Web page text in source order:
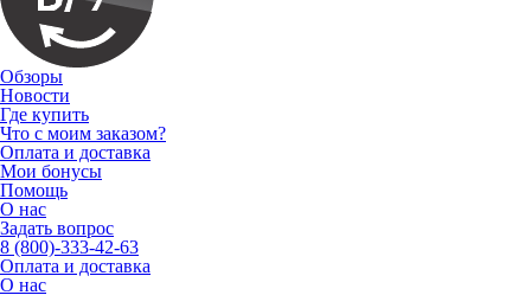
Обзоры
Новости
Где купить
Что с моим заказом?
Оплата и доставка
Мои бонусы
Помощь
О нас
Задать вопрос
8 (800)-333-42-63
Оплата и доставка
О нас